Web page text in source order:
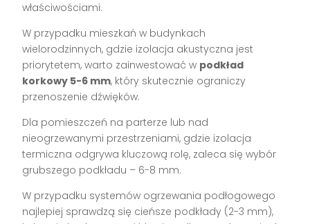
właściwościami.
W przypadku mieszkań w budynkach
wielorodzinnych, gdzie izolacja akustyczna jest
priorytetem, warto zainwestować w podkład
korkowy 5-6 mm, który skutecznie ograniczy
przenoszenie dźwięków.
Dla pomieszczeń na parterze lub nad
nieogrzewanymi przestrzeniami, gdzie izolacja
termiczna odgrywa kluczową rolę, zaleca się wybór
grubszego podkładu – 6-8 mm.
W przypadku systemów ogrzewania podłogowego
najlepiej sprawdzą się cieńsze podkłady (2-3 mm),